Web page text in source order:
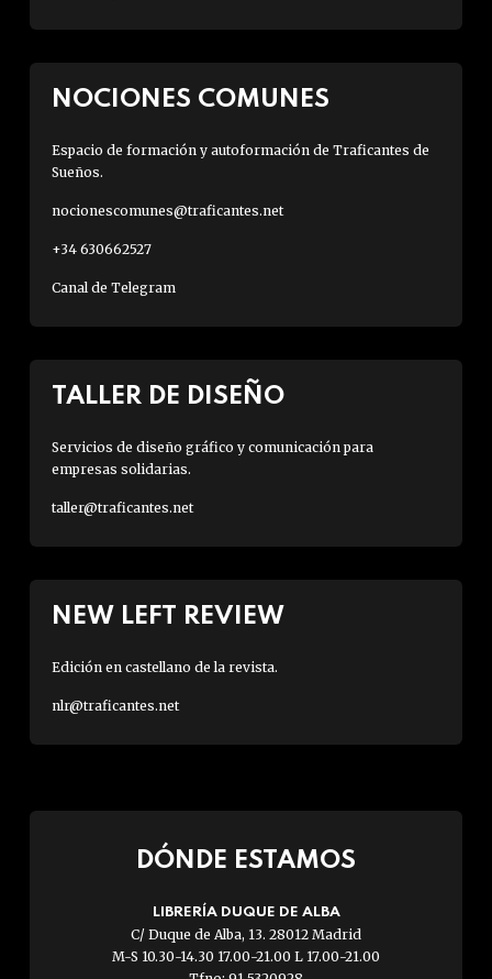
NOCIONES COMUNES
Espacio de formación y autoformación de Traficantes de
Sueños.
nocionescomunes@traficantes.net
+34 630662527
Canal de Telegram
TALLER DE DISEÑO
Servicios de diseño gráfico y comunicación para
empresas solidarias.
taller@traficantes.net
NEW LEFT REVIEW
Edición en castellano de la revista.
nlr@traficantes.net
DÓNDE ESTAMOS
LIBRERÍA DUQUE DE ALBA
C/ Duque de Alba, 13. 28012 Madrid
M-S 10.30-14.30 17.00-21.00 L 17.00-21.00